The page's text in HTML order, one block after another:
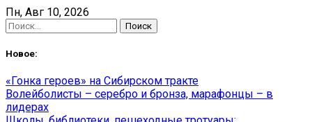
Skip
to
content
Пн, Авг 10, 2026
Найти:
Новое:
«Гонка героев» на Сибирском тракте
Волейболисты – серебро и бронза, марафонцы – в
лидерах